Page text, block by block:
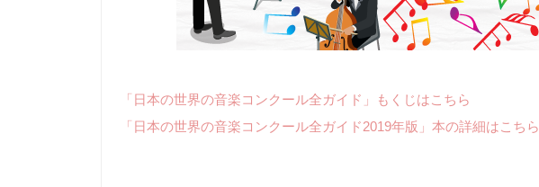
「日本の世界の音楽コンクール全ガイド」もくじはこちら
「日本の世界の音楽コンクール全ガイド2019年版」本の詳細はこちら